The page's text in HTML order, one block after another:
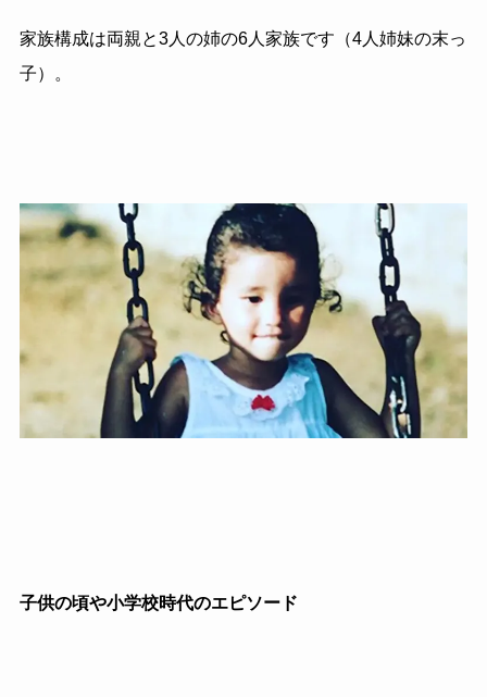
家族構成は両親と3人の姉の6人家族です（4人姉妹の末っ
子）。
子供の頃や小学校時代のエピソード